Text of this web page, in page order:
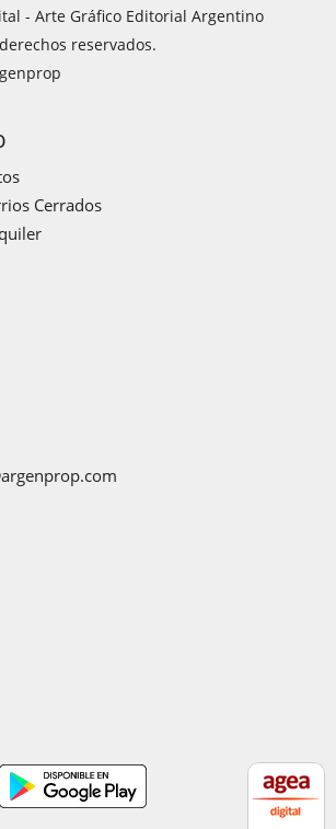
- Arte Gráfico Editorial Argentino
reservados.
Cerrados